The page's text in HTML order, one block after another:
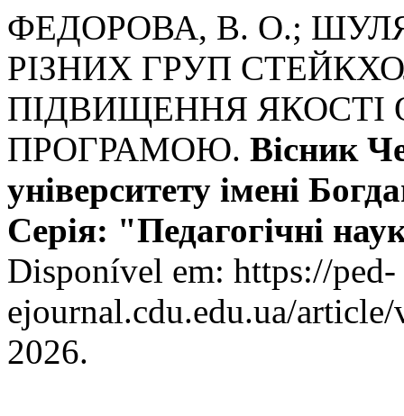
ФЕДОРОВА, В. О.;
РІЗНИХ ГРУП
ПІДВИЩЕННЯ ЯКОСТІ
ПРОГРАМОЮ. Вісник
університету імені
Серія: "Педагогічні
Disponível em: https://ped-
ejournal.cdu.edu.ua/
2026.